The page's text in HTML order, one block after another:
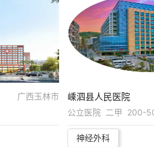
广西玉林市
嵊泗县人民医院
公立医院 二甲 200-
神经外科